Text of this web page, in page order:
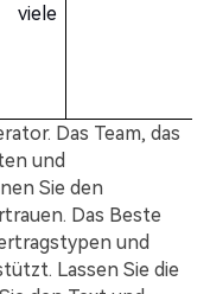
Das Team, das
und
Sie den
Das Beste
und
Lassen Sie die